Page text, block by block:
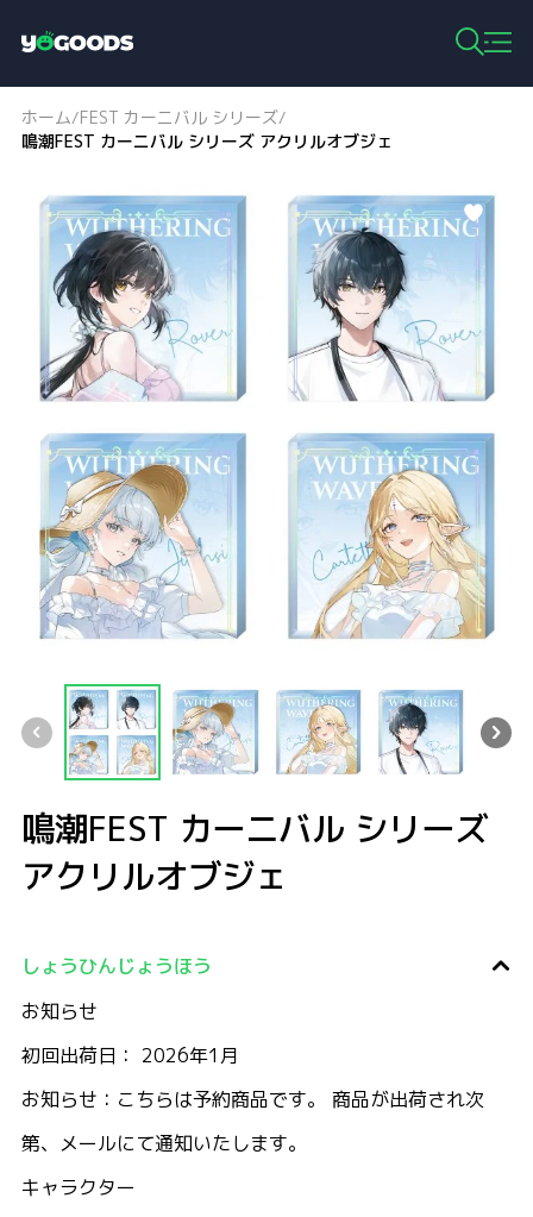
o
g
o
o
ホーム/FEST カーニバル シリーズ/
鳴潮FEST カーニバル シリーズ アクリルオブジェ
鳴潮FEST カーニバル シリーズ
アクリルオブジェ
しょうひんじょうほう
お知らせ
初回出荷日： 2026年1月
お知らせ：こちらは予約商品です。 商品が出荷され次
第、メールにて通知いたします。
キャラクター